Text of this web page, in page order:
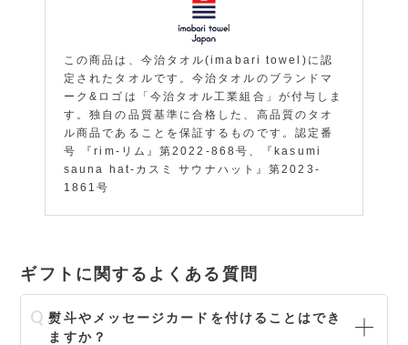
この商品は、今治タオル(imabari towel)に認
定されたタオルです。今治タオルのブランドマ
ーク&ロゴは「今治タオル工業組合」が付与しま
す。独自の品質基準に合格した、高品質のタオ
ル商品であることを保証するものです。認定番
号 『rim-リム』第2022-868号、『kasumi
sauna hat-カスミ サウナハット』第2023-
1861号
ギフトに関するよくある質問
熨斗やメッセージカードを付けることはでき
ますか？